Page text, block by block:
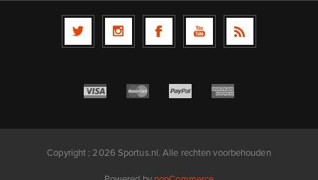
Copyright ; 2026 Sportus.nl. Alle rechten voorbehouden